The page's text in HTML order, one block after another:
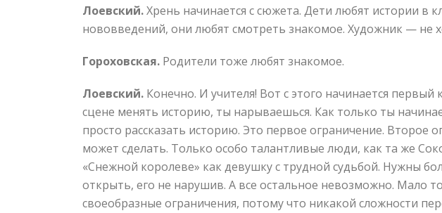
Лоевский.Хрень начинается с сюжета. Дети любят истории в
нововведений, они любят смотреть знакомое. Художник — не
Гороховская. Родители тоже любят знакомое.
Лоевский. Конечно. И учителя! Вот с этого начинается
сцене менять историю, ты нарываешься. Как только ты
просто рассказать историю. Это первое ограничение. Второе
может сделать. Только особо талантливые люди, как та же
«Снежной королеве» как девушку с трудной судьбой. Нужны
открыть, его не нарушив. А все остальное невозможно. Мало
своеобразные ограничения, потому что никакой сложности